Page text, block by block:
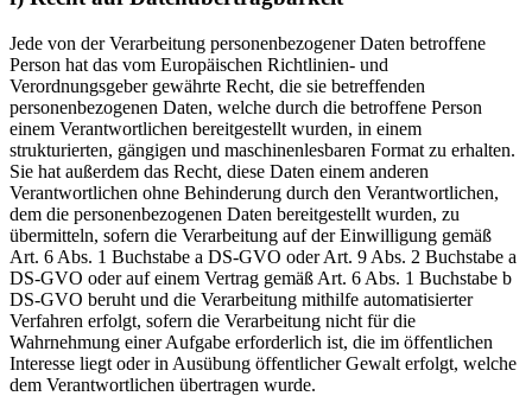
Jede von der Verarbeitung personenbezogener Daten betroffene
Person hat das vom Europäischen Richtlinien- und
Verordnungsgeber gewährte Recht, die sie betreffenden
personenbezogenen Daten, welche durch die betroffene Person
einem Verantwortlichen bereitgestellt wurden, in einem
strukturierten, gängigen und maschinenlesbaren Format zu erhalten.
Sie hat außerdem das Recht, diese Daten einem anderen
Verantwortlichen ohne Behinderung durch den Verantwortlichen,
dem die personenbezogenen Daten bereitgestellt wurden, zu
übermitteln, sofern die Verarbeitung auf der Einwilligung gemäß
Art. 6 Abs. 1 Buchstabe a DS-GVO oder Art. 9 Abs. 2 Buchstabe a
DS-GVO oder auf einem Vertrag gemäß Art. 6 Abs. 1 Buchstabe b
DS-GVO beruht und die Verarbeitung mithilfe automatisierter
Verfahren erfolgt, sofern die Verarbeitung nicht für die
Wahrnehmung einer Aufgabe erforderlich ist, die im öffentlichen
Interesse liegt oder in Ausübung öffentlicher Gewalt erfolgt, welche
dem Verantwortlichen übertragen wurde.